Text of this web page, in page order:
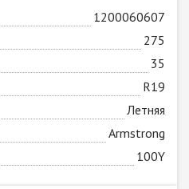
1200060607
275
35
R19
Летняя
Armstrong
100Y